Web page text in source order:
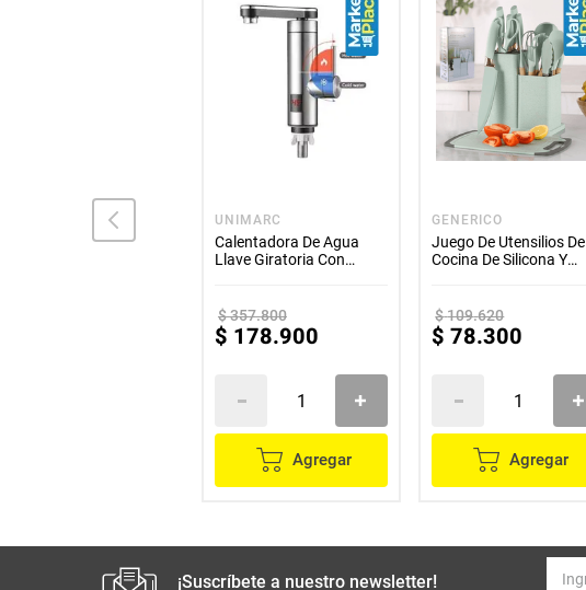
plástico 18 ILKO
UNIMARC
Calentadora De Agua
Llave Giratoria Con
$357.800
$ 178.900
Agregar
GENERICO
Juego De Utensilios De
Cocina De Silicona Y
$109.620
$ 78.300
Agregar
¡Suscríbete a nuestro newsletter!